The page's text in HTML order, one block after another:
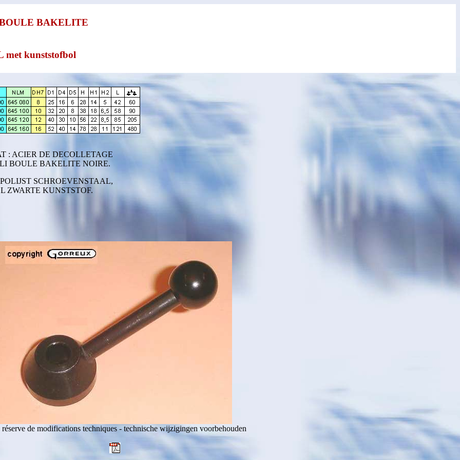
BAKELITE
kunststofbol
: ACIER DE DECOLLETAGE
BOULE BAKELITE NOIRE.
SCHROEVENSTAAL,
ZWARTE KUNSTSTOF.
réserve de modifications techniques - technische wijzigingen voorbehouden